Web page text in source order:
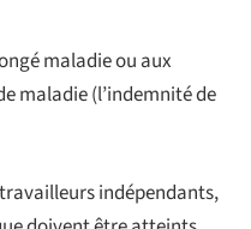
maladie ou aux
maladie (l’indemnité de
indépendants,